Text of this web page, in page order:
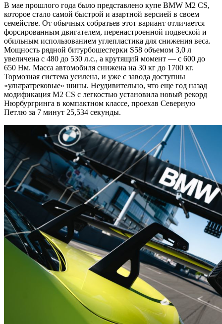
В мае прошлого года было представлено купе BMW M2 CS,
которое стало самой быстрой и азартной версией в своем
семействе. От обычных собратьев этот вариант отличается
форсированным двигателем, перенастроенной подвеской и
обильным использованием углепластика для снижения веса.
Мощность рядной битурбошестерки S58 объемом 3,0 л
увеличена с 480 до 530 л.с., а крутящий момент — с 600 до
650 Нм. Масса автомобиля снижена на 30 кг до 1700 кг.
Тормозная система усилена, и уже с завода доступны
«ультратрековые» шины. Неудивительно, что еще год назад
модификация M2 CS с легкостью установила новый рекорд
Нюрбургринга в компактном классе, проехав Северную
Петлю за 7 минут 25,534 секунды.